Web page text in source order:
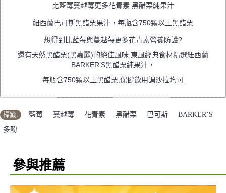
比藍莓蔓越莓更多花青素 黑醋栗純果汁
紐西蘭巴可斯黑醋栗果汁，每瓶含750顆以上黑醋栗
想得到比藍莓與蔓越莓更多花青素營養防護?
還有天然黑醋栗(黑嘉麗)的絕佳風味,東風經典食材精選紐西蘭
BARKER’S黑醋栗純果汁，
每瓶含750顆以上黑醋栗,保健飲用調沙拉均可
標籤: 藍莓 蔓越莓 花青素 黑醋栗 巴可斯 BARKER’S
多酚
參與推薦